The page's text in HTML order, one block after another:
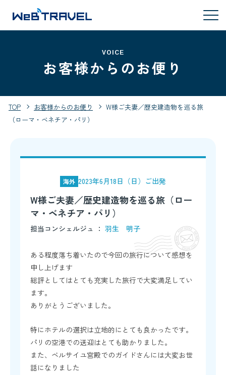
VOICE
お客様からのお便り
TOP お客様からのお便り
W様ご夫妻／歴史建造物を巡る旅
（ローマ・ベネチア・パリ）
海外 2023年6月18日（日）ご出発
W様ご夫妻／歴史建造物を巡る旅（ロー
マ・ベネチア・パリ）
担当コンシェルジュ ： 羽生 明子
ある程度落ち着いたので今回の旅行について感想を
申し上げます
総評としてはとても充実した旅行で大変満足してい
ます。
ありがとうございました。
特にホテルの選択は立地的にとても良かったです。
パリの空港での送迎はとても助かりました。
また、ベルサイユ宮殿でのガイドさんには大変お世
話になりました